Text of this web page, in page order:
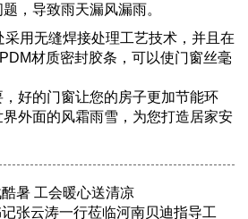
，导致雨天漏风漏雨。
用无缝焊接处理工艺技术，并且在
材质密封胶条，可以使门窗丝毫
好的门窗让您的房子更加节能环
外面的风霜雨雪，为您打造居家安
暑 工会暖心送清凉
张云涛一行莅临河南贝迪指导工